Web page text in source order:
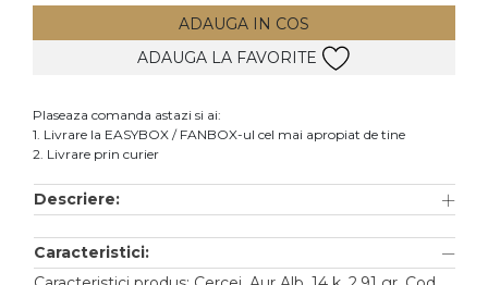
Accesorii
Aur alb
ADAUGA IN COS
ADAUGA LA FAVORITE
Plaseaza comanda astazi si ai:
1. Livrare la EASYBOX / FANBOX-ul cel mai apropiat de tine
2. Livrare prin curier
Descriere:
Caracteristici: